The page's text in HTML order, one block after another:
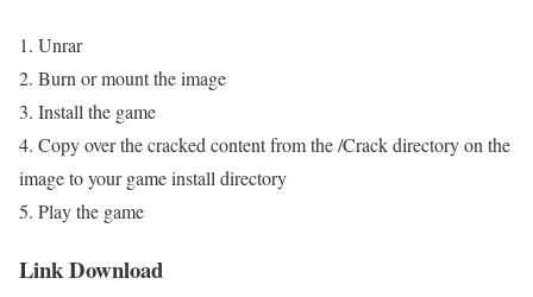
1. Unrar
2. Burn or mount the image
3. Install the game
4. Copy over the cracked content from the /Crack directory on the
image to your game install directory
5. Play the game
Link Download